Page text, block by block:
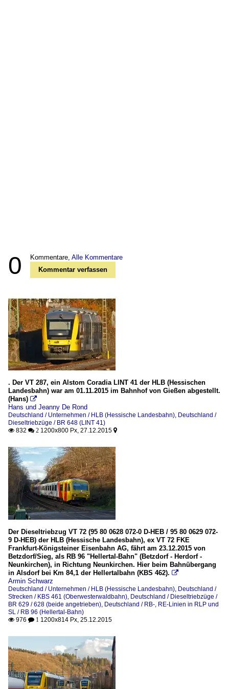
0 Kommentare, Alle Kommentare
Kommentar verfassen
. Der VT 287, ein Alstom Coradia LINT 41 der HLB (Hessischen
Landesbahn) war am 01.11.2015 im Bahnhof von Gießen abgestellt.
(Hans) 
Hans und Jeanny De Rond
Deutschland / Unternehmen / HLB (Hessische Landesbahn), Deutschland /
Dieseltriebzüge / BR 648 (LINT 41)
 832  2 1200x800 Px, 27.12.2015 
Der Dieseltriebzug VT 72 (95 80 0628 072-0 D-HEB / 95 80 0629 072-
9 D-HEB) der HLB (Hessische Landesbahn), ex VT 72 FKE
Frankfurt-Königsteiner Eisenbahn AG, fährt am 23.12.2015 von
Betzdorf/Sieg, als RB 96 "Hellertal-Bahn" (Betzdorf - Herdorf -
Neunkirchen), in Richtung Neunkirchen. Hier beim Bahnübergang
in Alsdorf bei Km 84,1 der Hellertalbahn (KBS 462). 
Armin Schwarz
Deutschland / Unternehmen / HLB (Hessische Landesbahn), Deutschland /
Strecken / KBS 461 (Oberwesterwaldbahn), Deutschland / Dieseltriebzüge /
BR 629 / 628 (beide angetrieben), Deutschland / RB-, RE-Linien in RLP und
SL / RB 96 (Hellertal-Bahn)
 976  1 1200x814 Px, 25.12.2015